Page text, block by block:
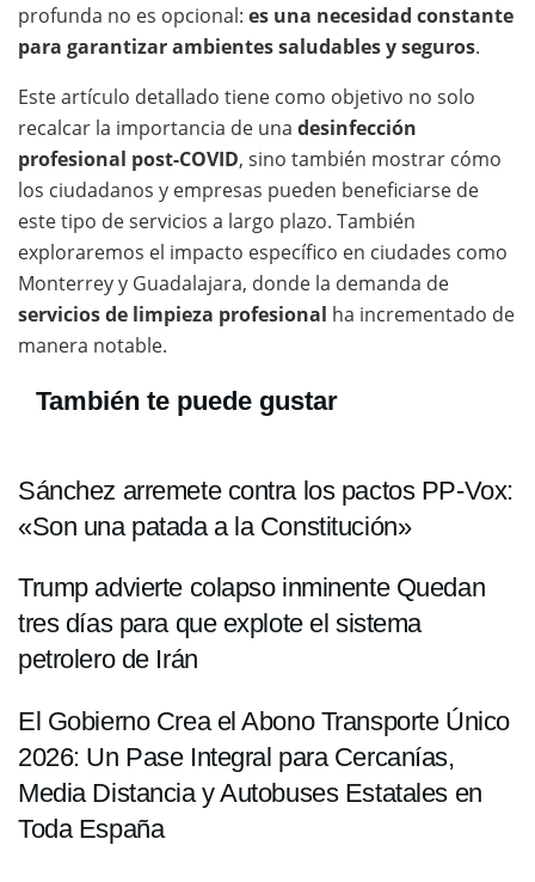
profunda no es opcional: es una necesidad constante
para garantizar ambientes saludables y seguros.
Este artículo detallado tiene como objetivo no solo
recalcar la importancia de una desinfección
profesional post-COVID, sino también mostrar cómo
los ciudadanos y empresas pueden beneficiarse de
este tipo de servicios a largo plazo. También
exploraremos el impacto específico en ciudades como
Monterrey y Guadalajara, donde la demanda de
servicios de limpieza profesional ha incrementado de
manera notable.
También te puede gustar
Sánchez arremete contra los pactos PP-Vox:
«Son una patada a la Constitución»
Trump advierte colapso inminente Quedan
tres días para que explote el sistema
petrolero de Irán
El Gobierno Crea el Abono Transporte Único
2026: Un Pase Integral para Cercanías,
Media Distancia y Autobuses Estatales en
Toda España